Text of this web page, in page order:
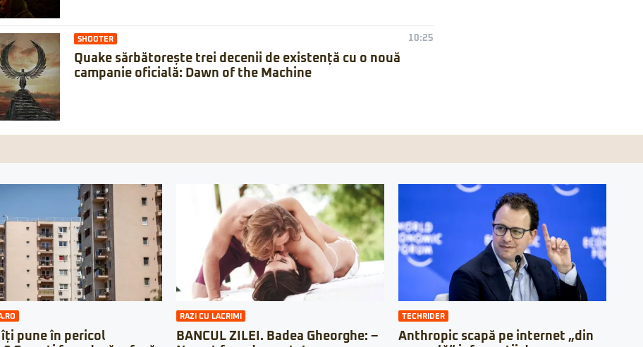
SHOOTER 10:25
Quake sărbătorește trei decenii de existență cu o nouă
campanie oficială: Dawn of the Machine
pune în pericol
RAZI CU LACRIMI
BANCUL ZILEI. Badea Gheorghe: –
TECHRIDER
Anthropic scapă pe internet „din